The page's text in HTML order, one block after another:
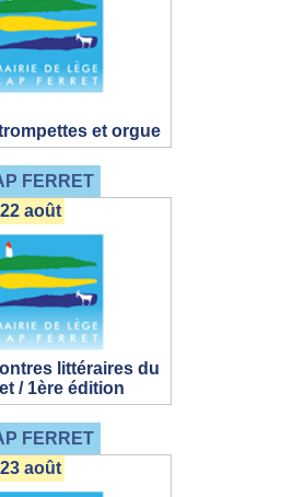
et orgue
FERRET
littéraires du
/ 1ère édition
août
FERRET
août